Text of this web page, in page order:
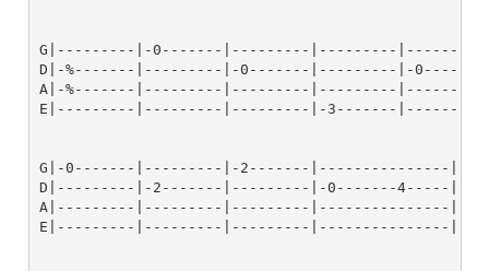
G|---------|-0-------|---------|---------
D|-%-------|---------|-0-------|---------|-
A|-%-------|---------|---------|---------
E|---------|---------|---------|-3-------
G|-0-------|---------|-2-------|---------------|-
D|---------|-2-------|---------|-0-------4-----
A|---------|---------|---------|---------------
E|---------|---------|---------|---------------